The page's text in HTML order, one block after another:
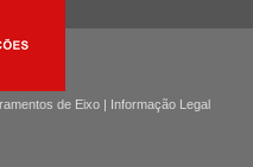
de Eixo | Informação Legal